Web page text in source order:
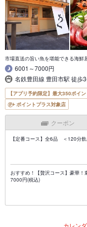
市場直送の旨い魚を堪能できる海鮮
6001～7000円
名鉄豊田線 豊田市駅 徒歩
【アプリ予約限定】最大350ポイ
ポイントプラス対象店
クーポン
【定番コース】全6品 ＜120分
おすすめ！【贅沢コース】豪華
7000円(税込)